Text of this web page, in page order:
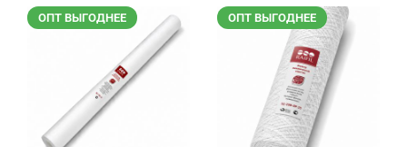
ОПТ ВЫГОДНЕЕ ОПТ ВЫГОДНЕЕ